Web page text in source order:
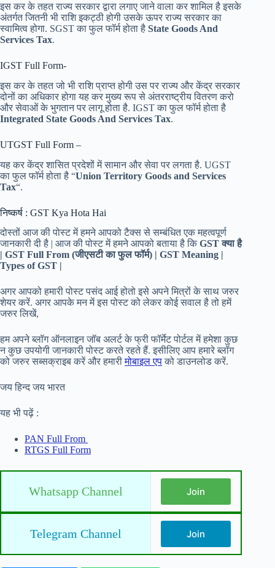
इस कर के तहत राज्य सरकार द्वारा लगाए जाने वाला कर शामिल है इसके
अंतर्गत जितनी भी राशि इकट्ठी होगी उसके ऊपर राज्य सरकार का
स्वामित्व होगा. SGST का फुल फॉर्म होता है State Goods And
Services Tax.
IGST Full Form-
इस कर के तहत जो भी राशि प्राप्त होगी उस पर राज्य और केंद्र सरकार
दोनों का अधिकार होगा यह कर मुख्य रूप से अंतरराष्ट्रीय वितरण करो
और सेवाओं के भुगतान पर लागू होता है. IGST का फुल फॉर्म होता है
Integrated State Goods And Services Tax.
UTGST Full Form –
यह कर केंद्र शासित प्रदेशों में सामान और सेवा पर लगता है. UGST
का फुल फॉर्म होता है “Union Territory Goods and Services
Tax“.
निष्कर्ष : GST Kya Hota Hai
दोस्तों आज की पोस्ट में हमने आपको टैक्स से सम्बंधित एक महत्वपूर्ण
जानकारी दी है | आज की पोस्ट में हमने आपको बताया है कि GST क्या है
| GST Full From (जीएसटी का फुल फॉर्म) | GST Meaning |
Types of GST |
अगर आपको हमारी पोस्ट पसंद आई होतो इसे अपने मित्रों के साथ जरुर
शेयर करें. अगर आपके मन में इस पोस्ट को लेकर कोई सवाल है तो हमें
जरुर लिखें,
हम अपने ब्लॉग ऑनलाइन जॉब अलर्ट के फ्री फॉर्मेट पोर्टल में हमेशा कुछ
न कुछ उपयोगी जानकारी पोस्ट करते रहते हैं. इसीलिए आप हमारे ब्लॉग
को जरुर सब्सक्राइब करें और हमारीमोबाइल एपको डाउनलोड करें.
जय हिन्द जय भारत
यह भी पढ़ें :
PAN Full From
RTGS Full Form
Whatsapp Channel Join
Telegram Channel Join